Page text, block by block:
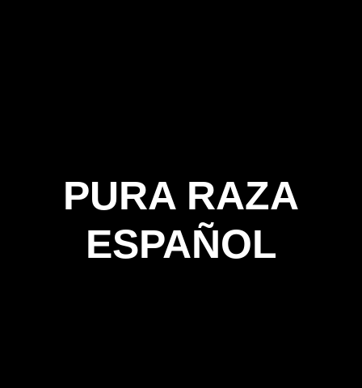
PURA RAZA
ESPAÑOL